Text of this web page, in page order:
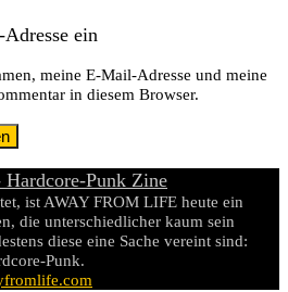
ein
meine E-Mail-Adresse und meine
in diesem Browser.
ist AWAY FROM LIFE heute ein
die unterschiedlicher kaum sein
diese eine Sache vereint sind:
Punk.